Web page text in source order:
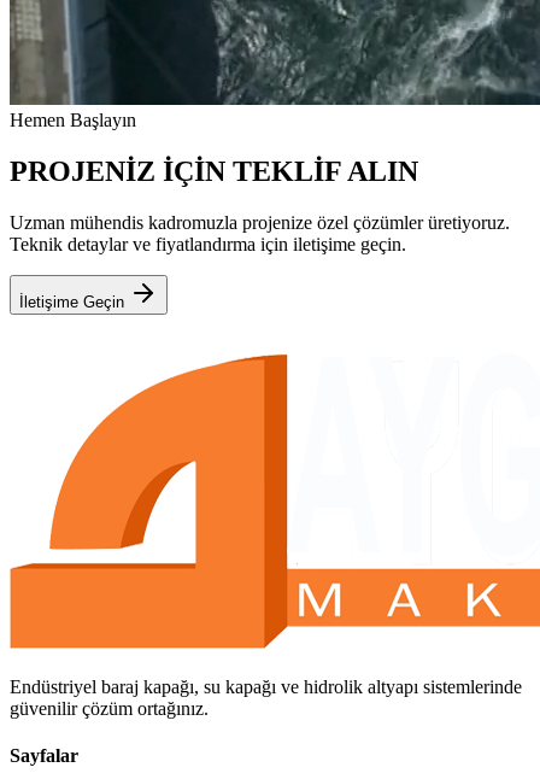
Hemen Başlayın
PROJENİZ İÇİN TEKLİF ALIN
Uzman mühendis kadromuzla projenize özel çözümler üretiyoruz.
Teknik detaylar ve fiyatlandırma için iletişime geçin.
İletişime Geçin
Endüstriyel baraj kapağı, su kapağı ve hidrolik altyapı sistemlerinde
güvenilir çözüm ortağınız.
Sayfalar